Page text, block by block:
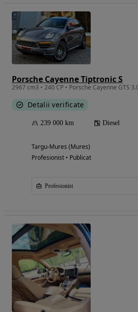
Porsche Cayenne Tiptronic S
Detalii verificate
239 000 km Diesel
Targu-Mures (Mures)
Profesionist • Publicat
Profesionist